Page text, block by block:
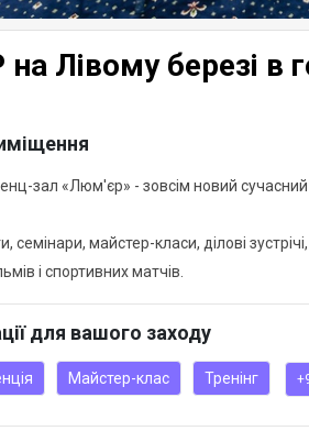
Лівому березі в
зал «Люм'єр» - зовсім новий сучасний
семінари, майстер-класи, ділові
і спортивних матчів.
для вашого заходу
Майстер-клас Тренінг